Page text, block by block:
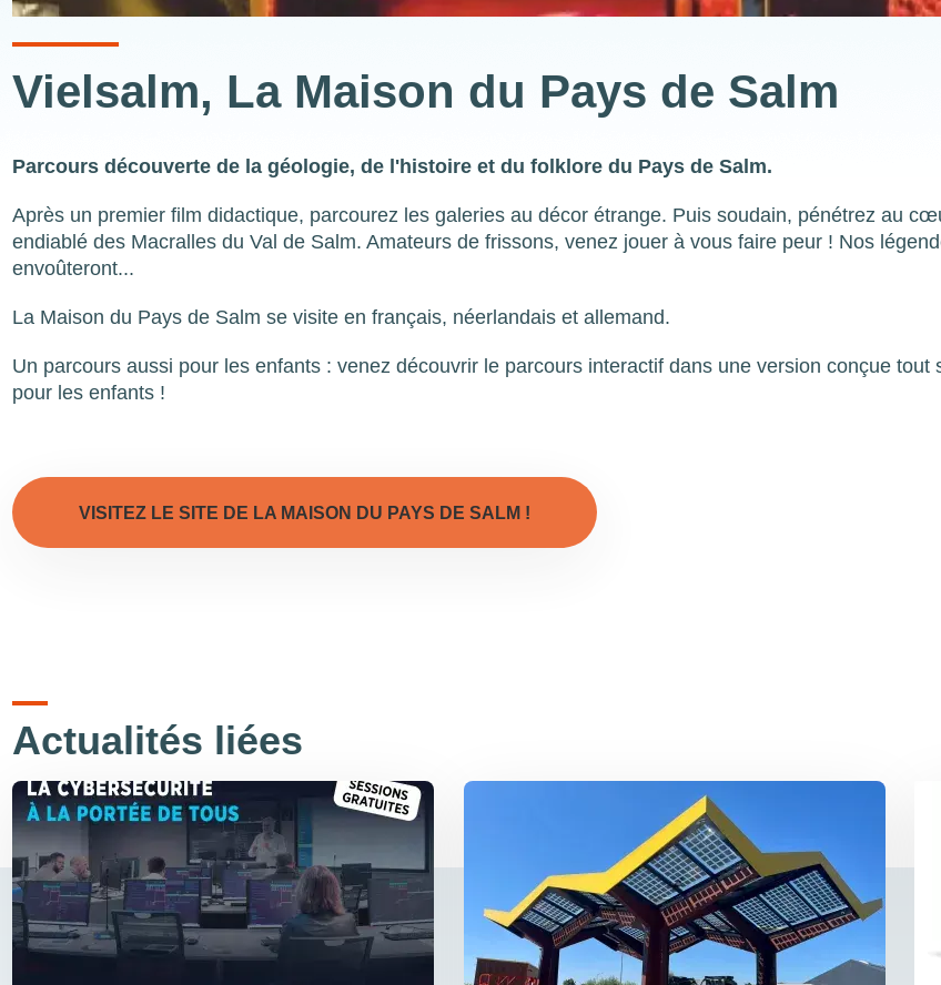
Vielsalm, La Maison du Pays de Salm
Parcours découverte de la géologie, de l'histoire et du folklore du Pays de Salm.
Après un premier film didactique, parcourez les galeries au décor étrange. Puis soudain, pénétrez au
endiablé des Macralles du Val de Salm. Amateurs de frissons, venez jouer à vous faire peur ! Nos
envoûteront...
La Maison du Pays de Salm se visite en français, néerlandais et allemand.
Un parcours aussi pour les enfants : venez découvrir le parcours interactif dans une version conçue tout
pour les enfants !
VISITEZ LE SITE DE LA MAISON DU PAYS DE SALM !
Actualités liées